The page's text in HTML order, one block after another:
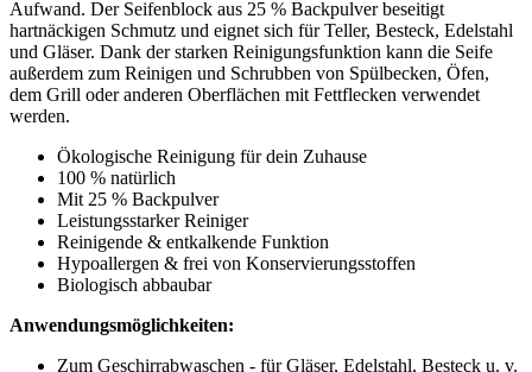
Aufwand. Der Seifenblock aus 25 % Backpulver beseitigt
hartnäckigen Schmutz und eignet sich für Teller, Besteck, Edelstahl
und Gläser. Dank der starken Reinigungsfunktion kann die Seife
außerdem zum Reinigen und Schrubben von Spülbecken, Öfen,
dem Grill oder anderen Oberflächen mit Fettflecken verwendet
werden.
Ökologische Reinigung für dein Zuhause
100 % natürlich
Mit 25 % Backpulver
Leistungsstarker Reiniger
Reinigende & entkalkende Funktion
Hypoallergen & frei von Konservierungsstoffen
Biologisch abbaubar
Anwendungsmöglichkeiten:
Zum Geschirrabwaschen - für Gläser, Edelstahl, Besteck u. v.